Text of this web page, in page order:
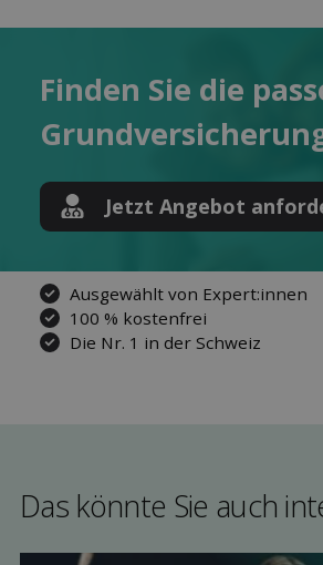
Finden Sie die
Jetzt Angebot
Ausgewählt von Expert:innen
100 % kostenfrei
Die Nr. 1 in der Schweiz
Das könnte Sie auch